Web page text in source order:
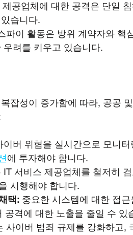
제공업체에 대한 공격은 단일
습니다.
파이 활동은 방위 계약자와 핵
려를 키우고 있습니다.
잡성이 증가함에 따라, 공공
이버 위협을 실시간으로 모니
에 투자해야 합니다.
IT 서비스 제공업체를 철저히
시행해야 합니다.
택: 중요한 시스템에 대한 접
공격에 대한 노출을 줄일 수 있
사이버 범죄 규제를 강화하고,